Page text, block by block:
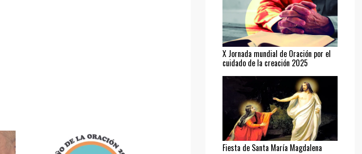
X Jornada mundial de Oración por el
cuidado de la creación 2025
Fiesta de Santa María Magdalena